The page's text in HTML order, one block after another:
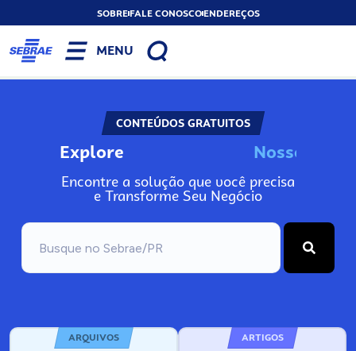
SOBREFALE CONOSCOENDEREÇOS
MENU
CONTEÚDOS GRATUITOS
Explore Noss
Encontre a solução que você precisa
e Transforme Seu Negócio
ARQUIVOS ARTIGOS